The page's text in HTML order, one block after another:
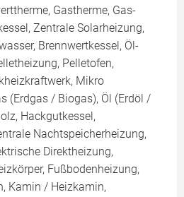
Gastherme, Gas-
Zentrale Solarheizung,
Brennwertkessel, Öl-
Pelletofen,
Mikro
(Erdgas / Biogas), Öl (Erdöl /
Hackgutkessel,
Nachtspeicherheizung,
Direktheizung,
Fußbodenheizung,
Kamin / Heizkamin,